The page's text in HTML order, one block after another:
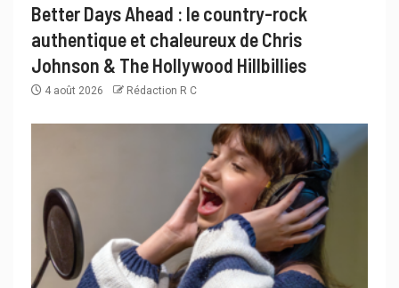
Better Days Ahead : le country-rock
authentique et chaleureux de Chris
Johnson & The Hollywood Hillbillies
4 août 2026 Rédaction R C